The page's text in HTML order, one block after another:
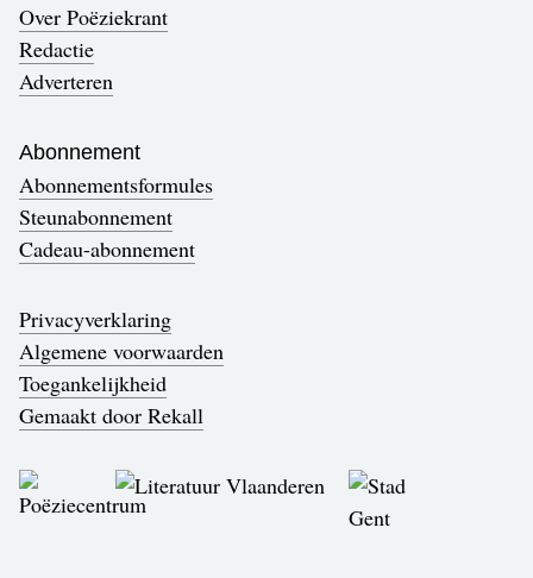
Over Poëziekrant
Redactie
Adverteren
Abonnement
Abonnementsformules
Steunabonnement
Cadeau-abonnement
Privacyverklaring
Algemene voorwaarden
Toegankelijkheid
Gemaakt door Rekall